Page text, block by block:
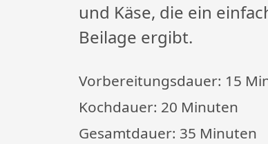
und Käse, die ein
Beilage ergibt.
Vorbereitungsdauer: 15
Kochdauer: 20 Minuten
Gesamtdauer: 35 Minuten